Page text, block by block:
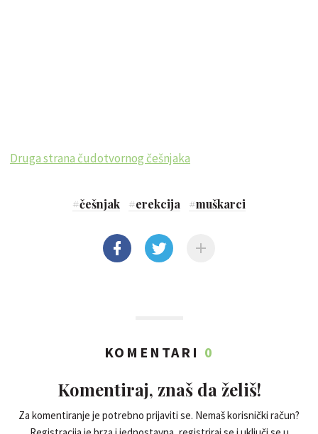
Druga strana čudotvornog češnjaka
#češnjak #erekcija #muškarci
KOMENTARI 0
Komentiraj, znaš da želiš!
Za komentiranje je potrebno prijaviti se. Nemaš korisnički račun?